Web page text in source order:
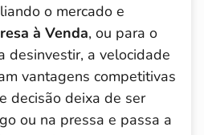
o mercado e
à Venda, ou para o
desinvestir, a velocidade
vantagens competitivas
decisão deixa de ser
ou na pressa e passa a